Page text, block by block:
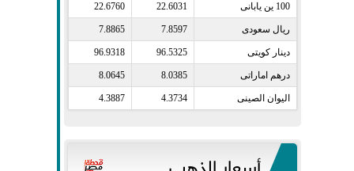
100 ين يابانى​ 22.6031
22.6760
ريال سعودى​ 7.8597
7.8865
دينار كويتى​ 96.5325
96.9318
درهم اماراتى​ 8.0385
8.0645
اليوان الصينى​ 4.3734
4.3887
أسعار الذهب